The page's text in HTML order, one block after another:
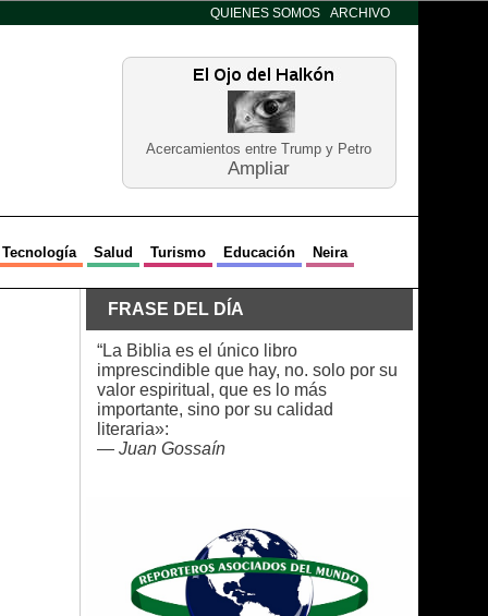
QUIENES SOMOS ARCHIVO
Acercamientos entre Trump y Petro
Ampliar
Tecnología Salud Turismo Educación Neira
FRASE DEL DÍA
“La Biblia es el único libro
imprescindible que hay, no. solo por su
valor espiritual, que es lo más
importante, sino por su calidad
literaria»:
— Juan Gossaín